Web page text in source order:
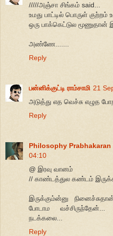
/////அஞ்சா சிங்கம் said...
உமது பாட்டில் பொருள் குற்றம்
ஒரு பாக்கெட்டுல மூணுதான்
அண்ணே.......
Reply
பன்னிக்குட்டி ராம்சாமி 21
அடுத்து எத வெச்சு எழுத
Reply
Philosophy Prabhakaran
04:10
@ இரவு வானம்
// காண்டத்துல கண்டம்
இருக்கும்ன்னு
போடாம
நடக்கலை...
Reply